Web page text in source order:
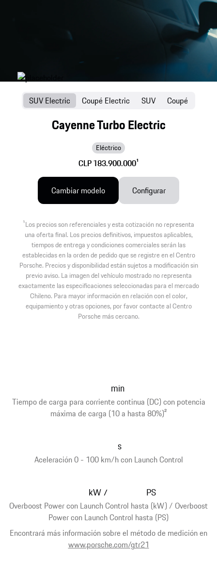
Cayenne Turbo Electric
Eléctrico
CLP 183.900.0001
SUV Electric Coupé Electric SUV Coupé
Cambiar modelo Configurar
1Los precios son referenciales y esta cotización no representa
una oferta final. Los precios definitivos, impuestos aplicables,
tiempos de entrega y condiciones comerciales serán las
establecidas en la orden de pedido que se registre en el Centro
Porsche. Precios y disponibilidad están sujetos a modificación sin
previo aviso. La imagen del vehículo mostrado no representa
exactamente las especificaciones seleccionadas para el mercado
Chileno. Para mayor información en relación con el color,
equipamiento y otras opciones, por favor contacte al Centro
Porsche más cercano.
Tiempo de carga para corriente continua (DC) con potencia
máxima de carga (10 a hasta 80%)2
min
Aceleración 0 - 100 km/h con Launch Control
s
Overboost Power con Launch Control hasta (kW) / Overboost
Power con Launch Control hasta (PS)
Encontrará más información sobre el método de medición en
www.porsche.com/gtr21
kW / PS